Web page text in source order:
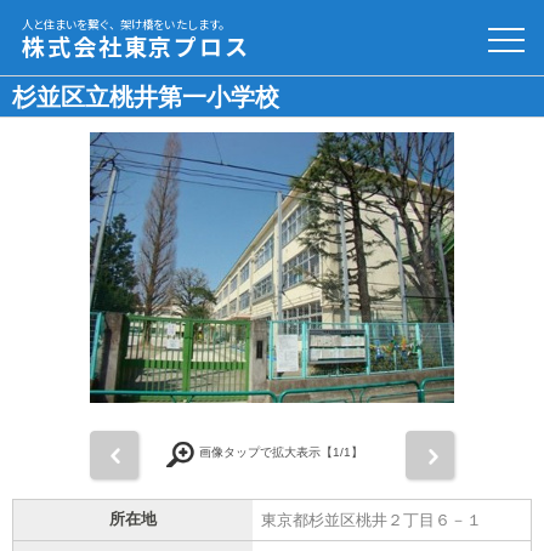
人と住まいを繋ぐ、架け橋をいたします。
株式会社東京プロス
杉並区立桃井第一小学校
画像タップで拡大表示【1/1】
所在地 東京都杉並区桃井２丁目６－１